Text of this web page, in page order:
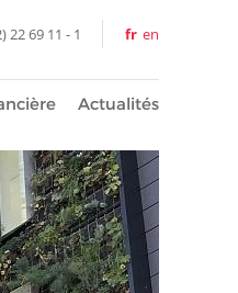
22 69 11 - 1 fr en
Actualités